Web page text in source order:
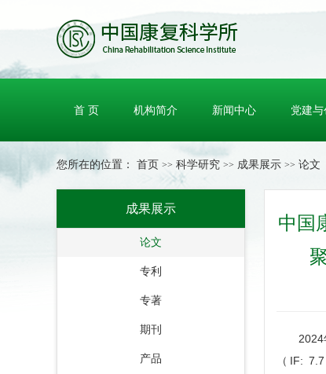
首 页 机构简介 新闻中心 党建
您所在的位置： 首页 >> 科学研究 >> 成果展示 >> 论文
成果展示
论文
专利
专著
期刊
产品
中国
2024年
（IF: